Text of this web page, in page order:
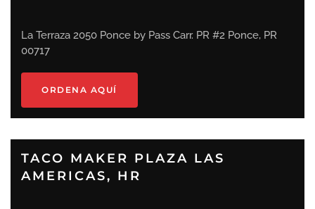
La Terraza 2050 Ponce by Pass Carr. PR #2 Ponce, PR
00717
ORDENA AQUÍ
TACO MAKER PLAZA LAS
AMERICAS, HR